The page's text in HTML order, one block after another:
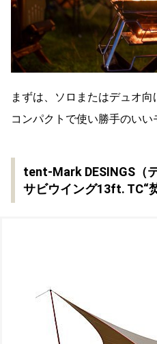
まずは、ソロまたはデュオ向
コンパクトで使い勝手のいい
tent-Mark DESINGS（
サビウイング13ft. TC“